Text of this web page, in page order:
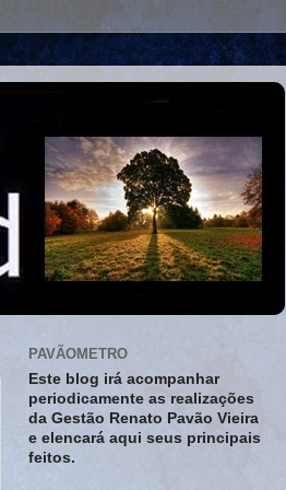
PAVÃOMETRO
Este blog irá acompanhar
periodicamente as realizações
da Gestão Renato Pavão Vieira
e elencará aqui seus principais
feitos.